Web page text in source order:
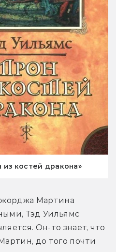
костей дракона»
Мартина
Тэд Уильямс
Он-то знает, что
до того почти